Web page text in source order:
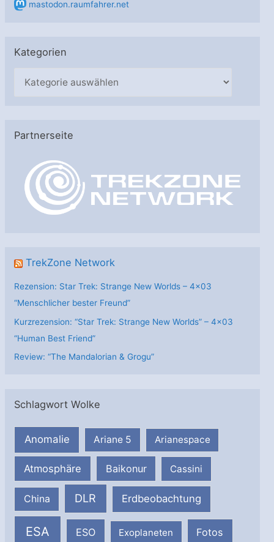
mastodon.raumfahrer.net
Kategorien
g
Partnerseite
TrekZone Network
Rezension: Star Trek: Strange New Worlds – 4×03
“Menschlicher bester Freund”
Kurzrezension: “Star Trek: Strange New Worlds” – 4×03
“Human Best Friend”
Review: “The Mandalorian & Grogu”
Schlagwort Wolke
Anomalie Ariane 5 Arianespace
Atmosphäre Baikonur Cassini
China DLR Erdbeobachtung
ESA ESO Exoplaneten Fotos